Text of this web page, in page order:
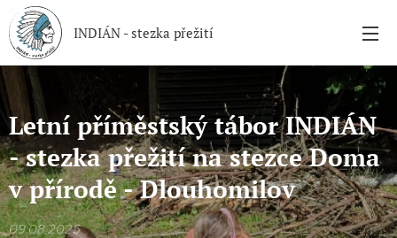
INDIÁN - stezka přežití
Letní příměstský tábor INDIÁN
- stezka přežití na stezce Doma
v přírodě - Dlouhomilov
09.08.2025